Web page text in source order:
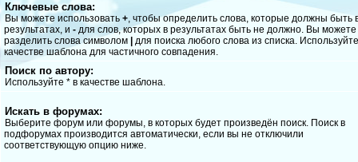
Ключевые слова:
Вы можете использовать +, чтобы определить слова, которые должны быть
результатах, и - для слов, которых в результатах быть не должно. Вы можете
разделить слова символом
для поиска любого слова из списка.
качестве шаблона для частичного совпадения.
Поиск по автору:
Используйте * в качестве шаблона.
Искать в форумах:
Выберите форум или форумы, в которых будет произведён поиск. Поиск в
подфорумах производится автоматически, если вы не отключили
соответствующую опцию ниже.